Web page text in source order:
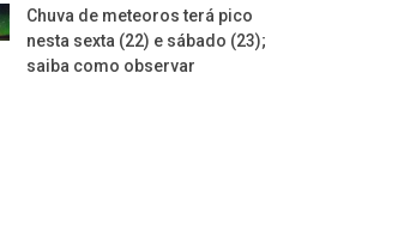
Chuva de meteoros terá pico
nesta sexta (22) e sábado (23);
saiba como observar